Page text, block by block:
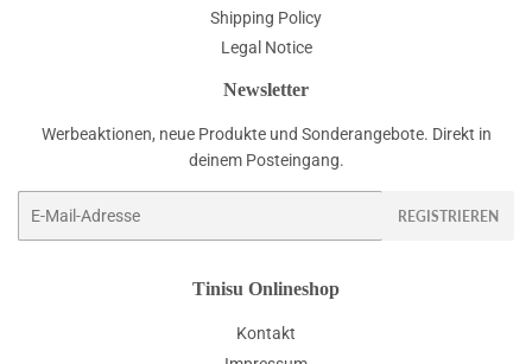
Shipping Policy
Legal Notice
Newsletter
Werbeaktionen, neue Produkte und Sonderangebote. Direkt in
deinem Posteingang.
REGISTRIEREN
Tinisu Onlineshop
Kontakt